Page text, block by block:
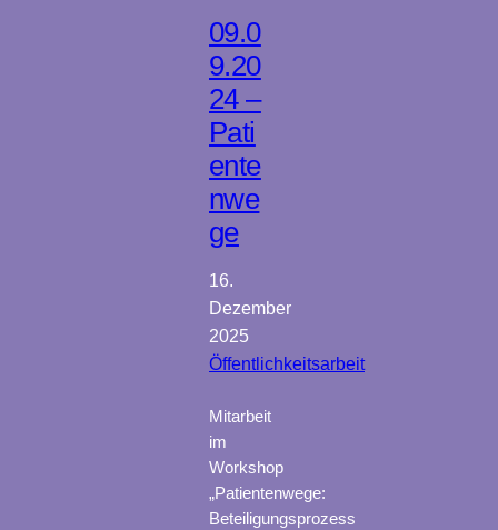
09.0
9.20
24 –
Pati
ente
nwe
ge
16.
Dezember
2025
Öffentlichkeitsarbeit
Mitarbeit
im
Workshop
„Patientenwege:
Beteiligungsprozess